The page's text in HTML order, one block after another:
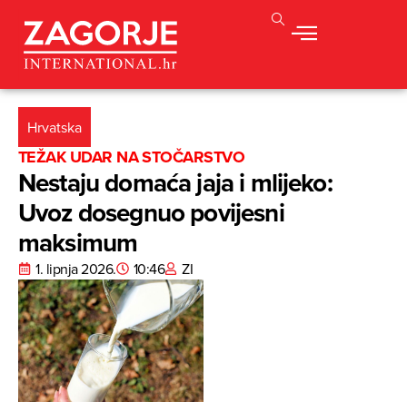
Hrvatska
TEŽAK UDAR NA STOČARSTVO
Nestaju domaća jaja i mlijeko:
Uvoz dosegnuo povijesni
maksimum
1. lipnja 2026. 10:46 ZI